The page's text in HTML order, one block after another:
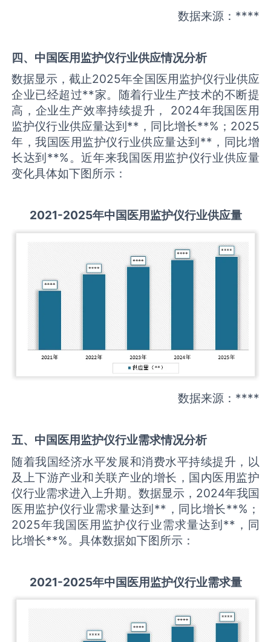
数据来源：****
四、中国医用监护仪行业供应情况分析
数据显示，截止2025年全国医用监护仪行业供应
企业已经超过**家。随着行业生产技术的不断提
高，企业生产效率持续提升， 2024年我国医用
监护仪行业供应量达到**，同比增长**%；2025
年，我国医用监护仪行业供应量达到**，同比增
长达到**%。近年来我国医用监护仪行业供应量
变化具体如下图所示：
2021-2025年中国医用监护仪行业供应量
数据来源：****
五、中国医用监护仪行业需求情况分析
随着我国经济水平发展和消费水平持续提升，以
及上下游产业和关联产业的增长，国内医用监护
仪行业需求进入上升期。数据显示，2024年我国
医用监护仪行业需求量达到**，同比增长**%；
2025年我国医用监护仪行业需求量达到**，同
比增长**%。具体数据如下图所示：
2021-2025年中国医用监护仪行业需求量